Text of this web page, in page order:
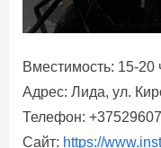
Вместимость: 15-20
Адрес: Лида, ул.
Телефон:
Сайт: https://